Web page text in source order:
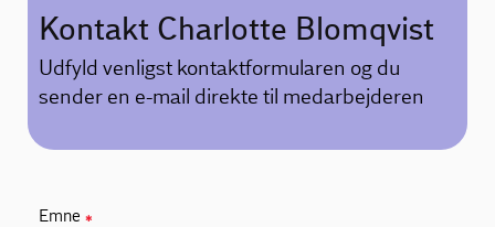
Kontakt Charlotte Blomqvist
Udfyld venligst kontaktformularen og du
sender en e-mail direkte til medarbejderen
Emne ✱